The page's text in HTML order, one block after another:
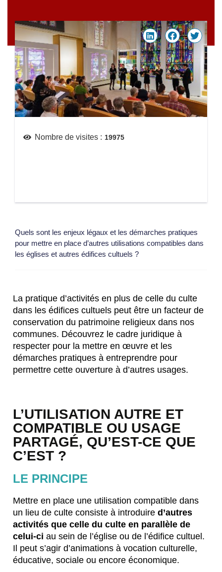
Nombre de visites : 19975
Quels sont les enjeux légaux et les démarches pratiques
pour mettre en place d’autres utilisations compatibles dans
les églises et autres édifices cultuels ?
La pratique d’activités en plus de celle du culte
dans les édifices cultuels peut être un facteur de
conservation du patrimoine religieux dans nos
communes. Découvrez le cadre juridique à
respecter pour la mettre en œuvre et les
démarches pratiques à entreprendre pour
permettre cette ouverture à d’autres usages.
L’UTILISATION AUTRE ET
COMPATIBLE OU USAGE
PARTAGÉ, QU’EST-CE QUE
C’EST ?
LE PRINCIPE
Mettre en place une utilisation compatible dans
un lieu de culte consiste à introduire d’autres
activités que celle du culte en parallèle de
celui-ci au sein de l’église ou de l’édifice cultuel.
Il peut s’agir d’animations à vocation culturelle,
éducative, sociale ou encore économique.